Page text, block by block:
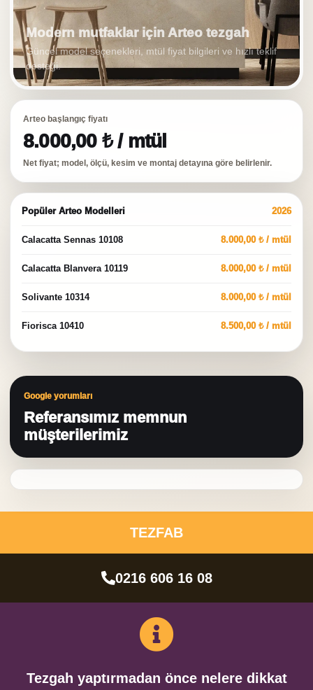
Modern mutfaklar için Arteo tezgah
Güncel model seçenekleri, mtül fiyat bilgileri ve hızlı teklif
desteği.
Arteo başlangıç fiyatı
8.000,00 ₺/ mtül
Net fiyat; model, ölçü, kesim ve montaj detayına göre belirlenir.
Popüler Arteo Modelleri 2026
Calacatta Sennas 10108 8.000,00 ₺/ mtül
Calacatta Blanvera 10119 8.000,00 ₺/ mtül
Solivante 10314 8.000,00 ₺/ mtül
Fiorisca 10410 8.500,00 ₺/ mtül
Google yorumları
Referansımız memnun
müşterilerimiz
TEZFAB
0216 606 16 08
Tezgah yaptırmadan önce nelere dikkat